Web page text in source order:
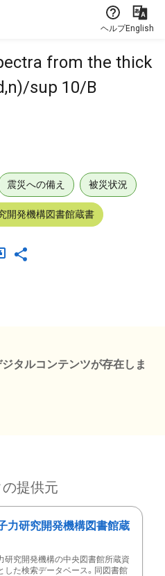
ヘルプEnglish
from the thick
sup 10/B
震災への備え 被災状況
開発機構図書館蔵書
タルコンテンツが存在しま
提供元
力研究開発機構図書館蔵
研究開発機構の中央図書館所蔵資
した検索データベース。同図書館